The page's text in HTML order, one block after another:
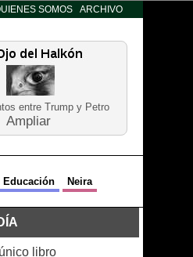
SOMOS ARCHIVO
entre Trump y Petro
Ampliar
Educación Neira
libro